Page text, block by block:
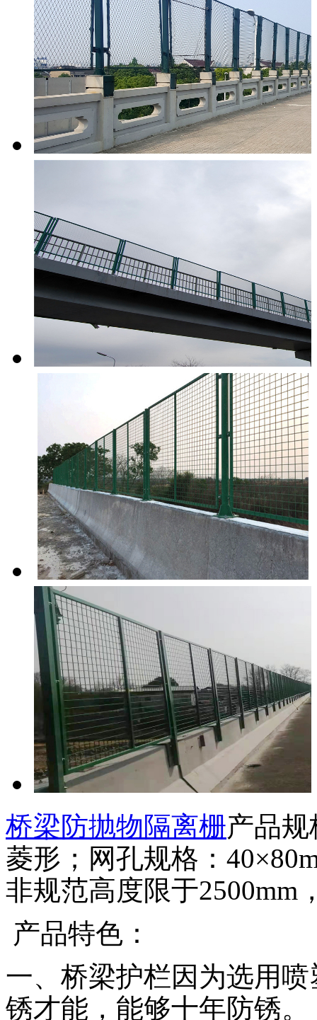
桥梁防抛物隔离栅产品
菱形；网孔规格：
非规范高度限于2500mm
产品特色：
一、桥梁护栏因为选用
锈才能，能够十年防锈。